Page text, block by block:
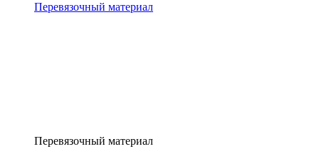
Перевязочный материал
Перевязочный материал